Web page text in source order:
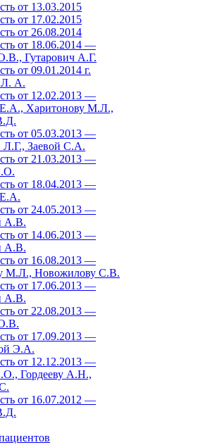
от 13.03.2015
от 17.02.2015
от 26.08.2014
от 18.06.2014 —
Гутарович А.Г.
от 09.01.2014 г.
Л. А.
от 12.02.2013 —
Харитонову М.Л.,
от 05.03.2013 —
Заевой С.А.
от 21.03.2013 —
от 18.04.2013 —
от 24.05.2013 —
А.В.
от 14.06.2013 —
А.В.
от 16.08.2013 —
М.Л., Новожилову С.В.
от 17.06.2013 —
А.В.
от 22.08.2013 —
от 17.09.2013 —
Э.А.
от 12.12.2013 —
Гордееву А.Н.,
от 16.07.2012 —